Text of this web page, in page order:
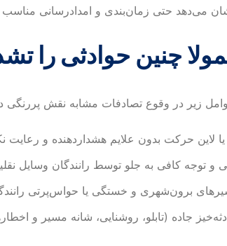
می‌دهد حتی زمان‌بندی و امدادرسانی مناسب
چنین حوادثی را
زیر در وقوع تصادفات مشابه نقش پررنگی
لاین حرکت بدون علایم هشداردهنده و رعایت
توجه کافی به جلو توسط رانندگان وسایل
برون‌شهری و خستگی یا حواس‌پرتی
جاده (تابلو، روشنایی، شانه مسیر و